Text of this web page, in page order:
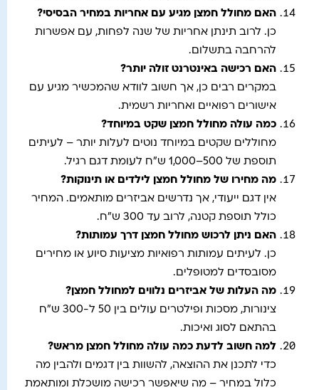
האם מחולל חמצן מגיע עם אחריות במחיר הבסיסי?
כן. לרוב תינתן אחריות של שנה לפחות, עם אפשרות
להרחבה בתשלום.
האם רכישה באינטרנט זולה יותר?
במקרים רבים כן, אך חשוב לוודא שהמכשיר מגיע עם
אישורים רפואיים ואחריות רשמית.
כמה עולה מחולל חמצן שקט במיוחד?
מחוללים שקטים במיוחד נוטים לעלות יותר – לעיתים
תוספת של 500–1,000 ש"ח לעומת דגם רגיל.
מה מחירו של מחולל חמצן לילדים או תינוקות?
אין דגם ייעודי, אך נדרשים אביזרים מותאמים. המחיר
כולל תוספת קטנה, לרוב עד 300 ש"ח.
האם ניתן לרכוש מחולל חמצן דרך עמותות?
כן. לעיתים עמותות רפואיות מציעות סיוע או מחירים
מסובסדים למטופלים.
מה העלות של אביזרים נלווים למחולל חמצן ?
צינורות, מסכות ופילטרים עולים בין 50 ל-300 ש"ח
בהתאם לסוג ואיכות.
למה חשוב לדעת כמה עולה מחולל חמצן מראש?
כדי לתכנן את ההוצאה, להשוות בין דגמים ולהבין מה
כלול במחיר – מה שיאפשר רכישה מושכלת ומותאמת